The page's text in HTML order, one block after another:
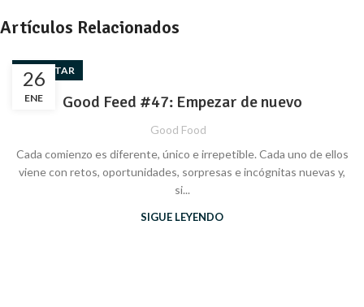
Artículos Relacionados
26
ENE
BIENESTAR
Good Feed #47: Empezar de nuevo
Good Food
Cada comienzo es diferente, único e irrepetible. Cada uno de ellos
viene con retos, oportunidades, sorpresas e incógnitas nuevas y,
si...
SIGUE LEYENDO